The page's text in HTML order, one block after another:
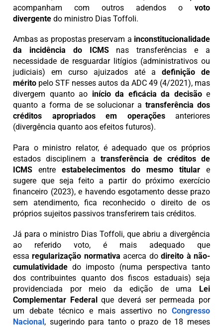
acompanham com outros adendos o voto
divergente do ministro Dias Toffoli.
Ambas as propostas preservam a inconstitucionalidade
da incidência do ICMSnas transferências e a
necessidade de resguardar litígios (administrativos ou
judiciais) em curso ajuizados até a definição de
mérito pelo STF nesses autos da ADC 49 (4/2021), mas
divergem quanto ao início da eficácia da decisãoe
quanto a forma de se solucionar atransferência dos
créditos apropriados em operaçõesanteriores
(divergência quanto aos efeitos futuros).
Para o ministro relator, é adequado que os próprios
estados disciplinem a transferência de créditos de
ICMS entre estabelecimentos do mesmo titular e
sugere que seja feito a partir do próximo exercício
financeiro (2023), e havendo esgotamento desse prazo
sem atendimento, fica reconhecido o direito de os
próprios sujeitos passivos transferirem tais créditos.
Já para o ministro Dias Toffoli, que abriu a divergência
ao referido voto, é mais adequado que
essaregularização normativa acerca dodireito à não-
cumulatividade do imposto (numa perspectiva tanto
dos contribuintes quanto dos fiscos estaduais) seja
providenciada por meio da edição de uma Lei
Complementar Federalque deverá ser permeada por
um debate técnico e mais assertivo noCongresso
Nacional, sugerindo para tanto o prazo de 18 meses